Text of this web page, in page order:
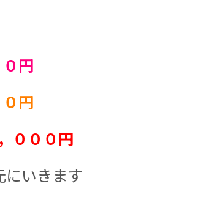
円
円
０００円
にいきます